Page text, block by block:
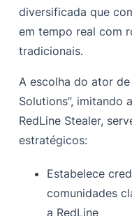
diversificada que
em tempo real com
tradicionais.
A escolha do ator de
Solutions”, imitando
RedLine Stealer,
estratégicos:
Estabelece
comunidades
a RedLine